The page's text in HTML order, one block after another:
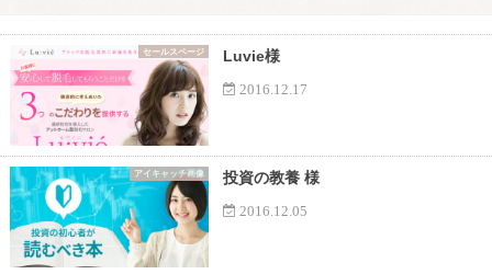
セールスページ Luvie様
2016.12.17
アイキャッチ画像 投資の教養 様
2016.12.05